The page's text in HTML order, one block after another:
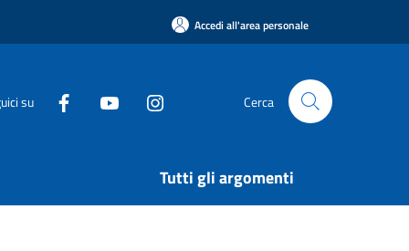
Accedi all'area personale
su Cerca
Tutti gli argomenti